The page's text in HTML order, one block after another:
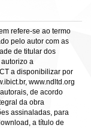
refere-se ao termo
pelo autor com as
de titular dos
a
a disponibilizar por
www.ndltd.org
de acordo
da obra
assinaladas, para
a título de